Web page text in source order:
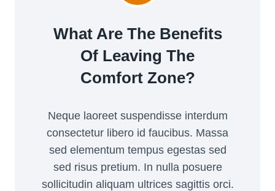
What Are The Benefits
Of Leaving The
Comfort Zone?
Neque laoreet suspendisse interdum
consectetur libero id faucibus. Massa
sed elementum tempus egestas sed
sed risus pretium. In nulla posuere
sollicitudin aliquam ultrices sagittis orci.